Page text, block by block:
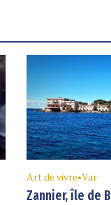
Art de vivre•Var
Zannier, île de